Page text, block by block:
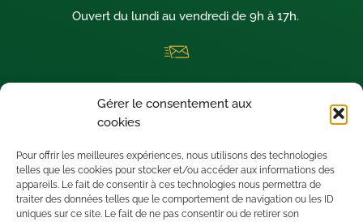
Gérer le consentement aux
cookies
Pour offrir les meilleures expériences, nous utilisons des technologies
telles que les cookies pour stocker et/ou accéder aux informations des
appareils. Le fait de consentir à ces technologies nous permettra de
traiter des données telles que le comportement de navigation ou les ID
uniques sur ce site. Le fait de ne pas consentir ou de retirer son
Ouvert du lundi au vendredi de 9h à 17h.
Nous sommes situés à SAINT-LEU D’ESSERENT (60340) dans le